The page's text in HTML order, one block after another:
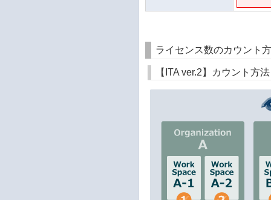
ライセンス数のカウント
【ITA ver.2】カウント方